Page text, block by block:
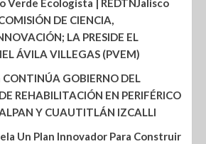
Verde Ecologista | REDTNJalisco
DE CIENCIA,
LA PRESIDE EL
ÁVILA VILLEGAS (PVEM)
CONTINÚA GOBIERNO DEL
REHABILITACIÓN EN PERIFÉRICO
Y CUAUTITLÁN IZCALLI
Un Plan Innovador Para Construir